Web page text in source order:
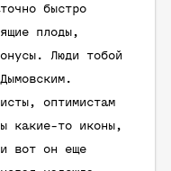
быстро
плоды,
Люди тобой
оптимистам
какие-то иконы,
вот он еще